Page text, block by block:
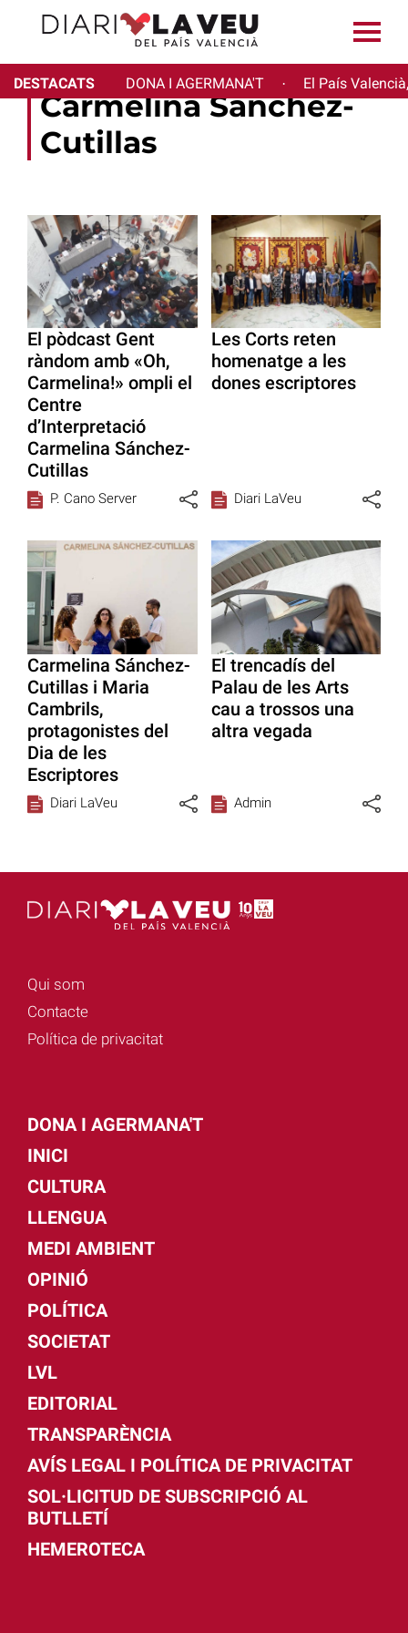
DESTACATS DONA I AGERMANA'T · El País
Carmelina Sánchez-
Cutillas
El pòdcast Gent
ràndom amb «Oh,
Carmelina!» ompli el
Centre
d’Interpretació
Carmelina Sánchez-
Cutillas
P. Cano Server
Les Corts reten
homenatge a les
dones escriptores
Diari LaVeu
Carmelina Sánchez-
Cutillas i Maria
Cambrils,
protagonistes del
Dia de les
Escriptores
Diari LaVeu
El trencadís del
Palau de les Arts
cau a trossos una
altra vegada
Admin
Qui som
Contacte
Política de privacitat
DONA I AGERMANA'T
INICI
CULTURA
LLENGUA
MEDI AMBIENT
OPINIÓ
POLÍTICA
SOCIETAT
LVL
EDITORIAL
TRANSPARÈNCIA
AVÍS LEGAL I POLÍTICA DE PRIVACITAT
SOL·LICITUD DE SUBSCRIPCIÓ AL
BUTLLETÍ
HEMEROTECA